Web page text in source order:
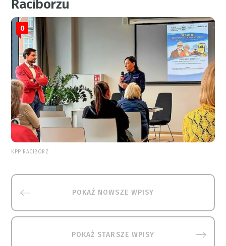
Raciborzu
0
KPP RACIBÓRZ
POKAŻ NOWSZE WPISY
POKAŻ STARSZE WPISY